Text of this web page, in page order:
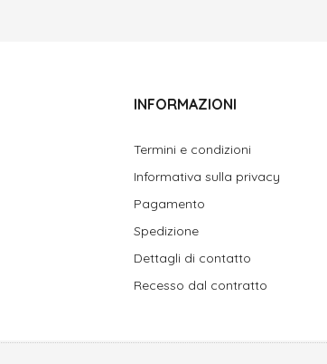
INFORMAZIONI
Termini e condizioni
Informativa sulla privacy
Pagamento
Spedizione
Dettagli di contatto
Recesso dal contratto